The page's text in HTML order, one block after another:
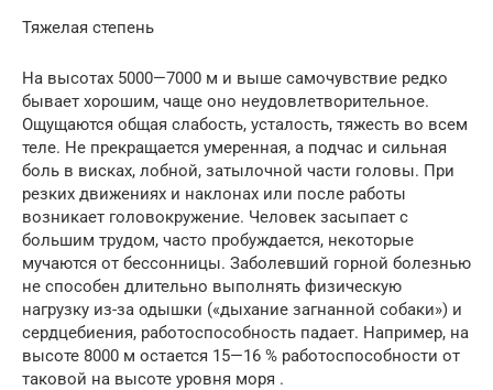
Тяжелая степень
На высотах 5000—7000 м и выше самочувствие редко
бывает хорошим, чаще оно неудовлетворительное.
Ощущаются общая слабость, усталость, тяжесть во всем
теле. Не прекращается умеренная, а подчас и сильная
боль в висках, лобной, затылочной части головы. При
резких движениях и наклонах или после работы
возникает головокружение. Человек засыпает с
большим трудом, часто пробуждается, некоторые
мучаются от бессонницы. Заболевший горной болезнью
не способен длительно выполнять физическую
нагрузку из-за одышки («дыхание загнанной собаки») и
сердцебиения, работоспособность падает. Например, на
высоте 8000 м остается 15—16 % работоспособности от
таковой на высоте уровня моря .